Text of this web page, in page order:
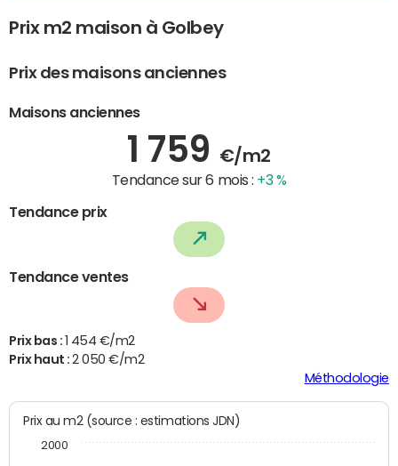
Prix m2 maison à Golbey
Prix des maisons anciennes
Maisons anciennes
1 759 €/m2
Tendance sur 6 mois : +3 %
Tendance prix
Tendance ventes
Prix bas :
1 454 €/m2
Prix haut :2 050 €/m2
Méthodologie
Prix au m2 (source : estimations JDN)
2000